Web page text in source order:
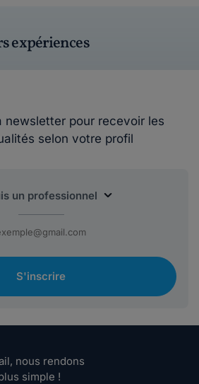
expériences
newsletter pour recevoir les
selon votre profil
S'inscrire
nous rendons
simple !